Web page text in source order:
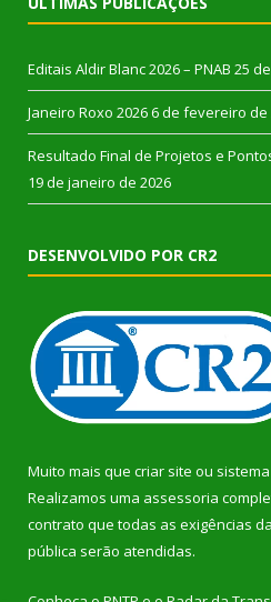
Editais Aldir Blanc 2026 – PNAB 25
Janeiro Roxo 2026 6 de fevereiro de
Resultado Final de Projetos e
19 de janeiro de 2026
DESENVOLVIDO POR CR2
Muito mais que criar site ou
Realizamos uma assessoria
contrato que todas as exigências
pública serão atendidas.